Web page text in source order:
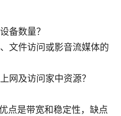
备数量？
文件访问或影音流媒体的
网及访问家中资源？
点是带宽和稳定性，缺点